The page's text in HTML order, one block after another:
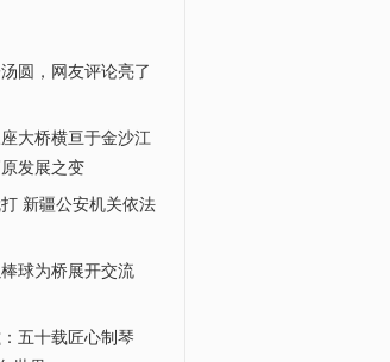
东大会 高管
圆，网友评论亮了
大桥横亘于金沙江
发展之变
新疆公安机关依法
球为桥展开交流
五十载匠心制琴